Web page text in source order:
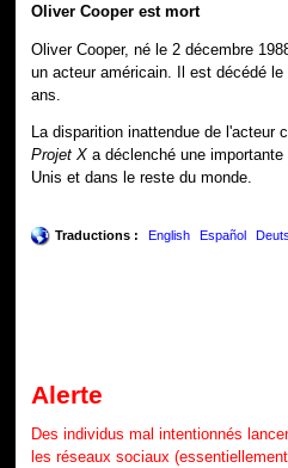
Oliver Cooper est mort
Oliver Cooper, né le 2 décembre
un acteur américain. Il est décédé
ans.
La disparition inattendue de l'acteur
Projet X a déclenché une
Unis et dans le reste du monde.
Traductions : English Español
Alerte
Des individus mal intentionnés
les réseaux sociaux